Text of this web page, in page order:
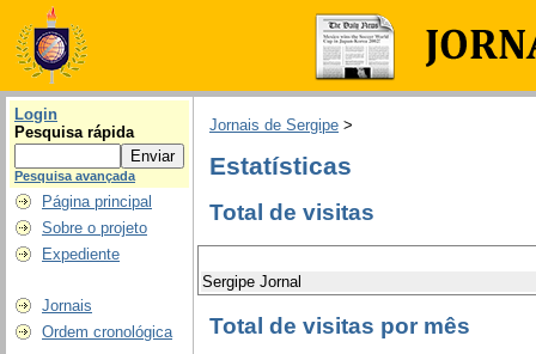
Login
Pesquisa rápida
Pesquisa avançada
Página principal
Sobre o projeto
Expediente
Jornais
Ordem cronológica
Jornais de Sergipe >
Estatísticas
Total de visitas
Sergipe Jornal
Total de visitas por mês